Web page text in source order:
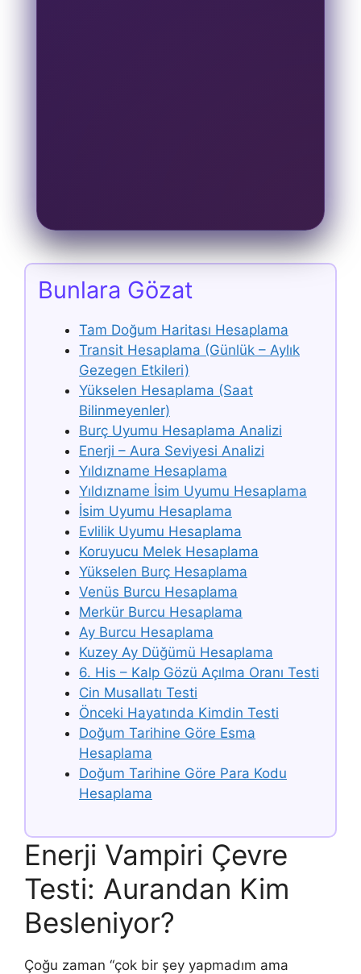
Bunlara Gözat
Tam Doğum Haritası Hesaplama
Transit Hesaplama (Günlük – Aylık
Gezegen Etkileri)
Yükselen Hesaplama (Saat
Bilinmeyenler)
Burç Uyumu Hesaplama Analizi
Enerji – Aura Seviyesi Analizi
Yıldızname Hesaplama
Yıldızname İsim Uyumu Hesaplama
İsim Uyumu Hesaplama
Evlilik Uyumu Hesaplama
Koruyucu Melek Hesaplama
Yükselen Burç Hesaplama
Venüs Burcu Hesaplama
Merkür Burcu Hesaplama
Ay Burcu Hesaplama
Kuzey Ay Düğümü Hesaplama
6. His – Kalp Gözü Açılma Oranı Testi
Cin Musallatı Testi
Önceki Hayatında Kimdin Testi
Doğum Tarihine Göre Esma
Hesaplama
Doğum Tarihine Göre Para Kodu
Hesaplama
Enerji Vampiri Çevre
Testi: Aurandan Kim
Besleniyor?
Çoğu zaman “çok bir şey yapmadım ama